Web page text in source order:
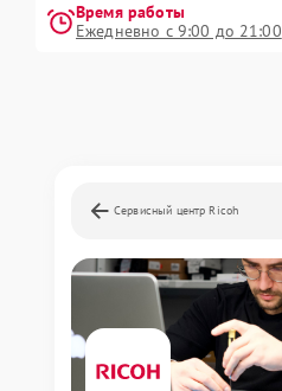
Время работы
Ежедневно с 9:00 до 21:00
Сервисный центр Ricoh